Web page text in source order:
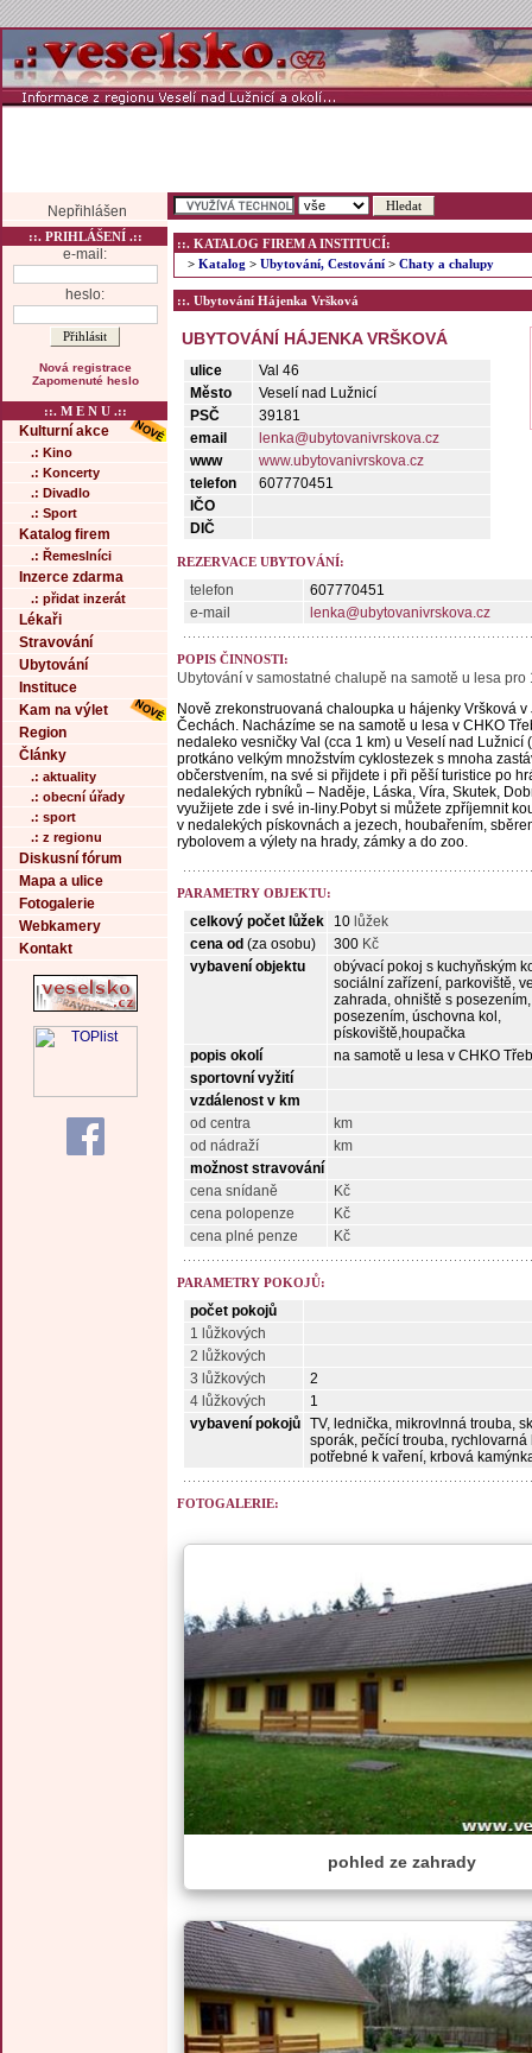
Nepřihlášen
::. PRIHLÁŠENÍ .::
e-mail:
heslo:
Nová registrace
Zapomenuté heslo
::. M E N U .::
Kulturní akce
.: Kino
.: Koncerty
.: Divadlo
.: Sport
Katalog firem
.: Řemeslníci
Inzerce zdarma
.: přidat inzerát
Lékaři
Stravování
Ubytování
Instituce
Kam na výlet
Region
Články
.: aktuality
.: obecní úřady
.: sport
.: z regionu
Diskusní fórum
Mapa a ulice
Fotogalerie
Webkamery
Kontakt
::. KATALOG FIREM A INSTITUCÍ:
> Katalog > Ubytování, Cestování > Chaty a chalupy
::. Ubytování Hájenka Vršková
UBYTOVÁNÍ HÁJENKA VRŠKOVÁ
ulice
Val 46
Město
Veselí nad Lužnicí
PSČ
39181
email
lenka@ubytovanivrskova.cz
www
www.ubytovanivrskova.cz
telefon
607770451
IČO
DIČ
REZERVACE UBYTOVÁNÍ:
telefon
607770451
e-mail
lenka@ubytovanivrskova.cz
POPIS ČINNOSTI:
Ubytování v samostatné chalupě na samotě u lesa pro
Nově zrekonstruovaná chaloupka u hájenky Vršková v
Čechách. Nacházíme se na samotě u lesa v CHKO
nedaleko vesničky Val (cca 1 km) u Veselí nad Lužnicí
protkáno velkým množstvím cyklostezek s mnoha
občerstvením, na své si přijdete i při pěší turistice po
nedalekých rybníků – Naděje, Láska, Víra, Skutek,
využijete zde i své in-liny.Pobyt si můžete zpříjemnit
v nedalekých pískovnách a jezech, houbařením,
rybolovem a výlety na hrady, zámky a do zoo.
PARAMETRY OBJEKTU:
celkový počet lůžek 10 lůžek
cena od (za osobu) 300 Kč
vybavení objektu
obývací pokoj s kuchyňským
sociální zařízení, parkoviště,
zahrada, ohniště s
posezením, úschovna kol,
pískoviště,houpačka
popis okolí
na samotě u lesa v CHKO
sportovní vyžití
vzdálenost v km
od centra
km
od nádraží
km
možnost stravování
cena snídaně
Kč
cena polopenze
Kč
cena plné penze
Kč
PARAMETRY POKOJŮ:
počet pokojů
1 lůžkových
2 lůžkových
3 lůžkových
2
4 lůžkových
1
vybavení pokojů TV, lednička, mikrovlnná trouba,
sporák, pečící trouba, rychlovarná
potřebné k vaření, krbová
FOTOGALERIE:
pohled ze zahrady